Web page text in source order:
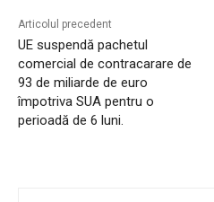
Articolul precedent
UE suspendă pachetul
comercial de contracarare de
93 de miliarde de euro
împotriva SUA pentru o
perioadă de 6 luni.